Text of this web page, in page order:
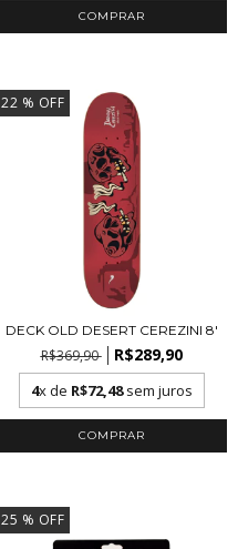
22 % OFF
DECK OLD DESERT CEREZINI 8'
R$369,90 R$289,90
4x de R$72,48sem juros
25 % OFF